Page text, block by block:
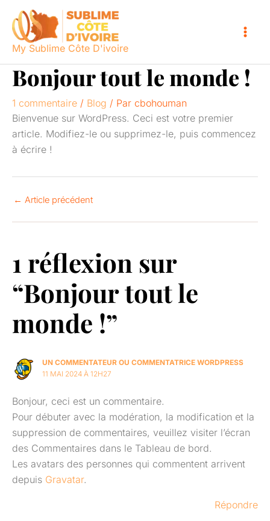
contenu
My Sublime Côte D'ivoire
Bonjour tout le monde !
1 commentaire / Blog / Par cbohouman
Bienvenue sur WordPress. Ceci est votre premier
article. Modifiez-le ou supprimez-le, puis commencez
à écrire !
← Article précédent
1 réflexion sur
“Bonjour tout le
monde !”
UN COMMENTATEUR OU COMMENTATRICE WORDPRESS
11 MAI 2024 À 12H27
Bonjour, ceci est un commentaire.
Pour débuter avec la modération, la modification et la
suppression de commentaires, veuillez visiter l’écran
des Commentaires dans le Tableau de bord.
Les avatars des personnes qui commentent arrivent
depuis Gravatar.
Répondre